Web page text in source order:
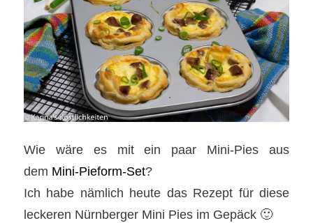
Wie wäre es mit ein paar Mini-Pies aus
dem Mini-Pieform-Set?
Ich habe nämlich heute das Rezept für diese
leckeren Nürnberger Mini Pies im Gepäck 🙂